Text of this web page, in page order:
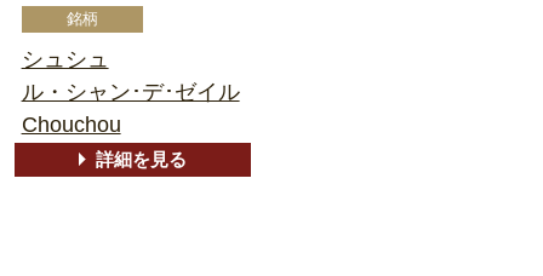
シュシュ
ル・シャン･デ･ゼイル
Chouchou
詳細を見る